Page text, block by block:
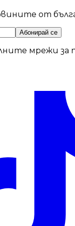
от
Абонирай се
мрежи за